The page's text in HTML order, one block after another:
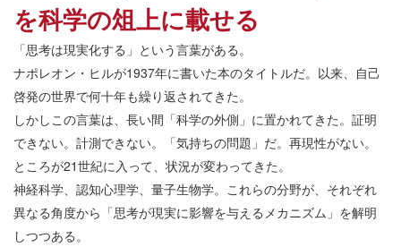
を科学の俎上に載せる
「思考は現実化する」という言葉がある。
ナポレオン・ヒルが1937年に書いた本のタイトルだ。以来、自己
啓発の世界で何十年も繰り返されてきた。
しかしこの言葉は、長い間「科学の外側」に置かれてきた。証明
できない。計測できない。「気持ちの問題」だ。再現性がない。
ところが21世紀に入って、状況が変わってきた。
神経科学、認知心理学、量子生物学。これらの分野が、それぞれ
異なる角度から「思考が現実に影響を与えるメカニズム」を解明
しつつある。